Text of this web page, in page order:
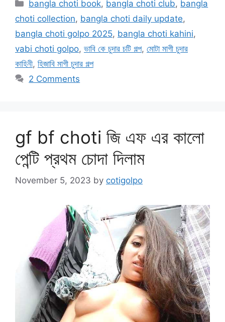
bangla choti book, bangla choti club, bangla
choti collection, bangla choti daily update,
bangla choti golpo 2025, bangla choti kahini,
vabi choti golpo, ভাবি কে চুদার চটি গল্প, মোটা মাগী চুদার
কাহিনী, হিজাবি মাগী চুদার গল্প
2 Comments
gf bf choti জি এফ এর কালো
পেন্টি প্রথম চোদা দিলাম
November 5, 2023 by cotigolpo